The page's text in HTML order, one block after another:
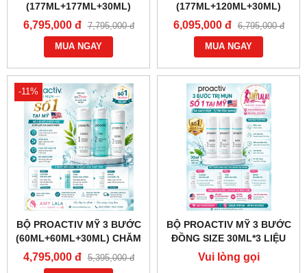
(177ML+177ML+30ML)
CHĂM SÓC DA MỤN -
0858193968 - 0944193968 -
AMYLALASHOP.COM
6,795,000 đ 7,795,000 đ
MUA NGAY
(177ML+120ML+30ML)
CHĂM SÓC DA MỤN -
0858193968 - 0944193968 -
AMYLALASHOP.COM
6,095,000 đ 6,795,000 đ
MUA NGAY
-11%
BỘ PROACTIV MỸ 3 BƯỚC
(60ML+60ML+30ML) CHĂM
SÓC DA MỤN - 0858193968
- 0944193968 -
4,795,000 đ 5,395,000 đ
BỘ PROACTIV MỸ 3 BƯỚC
ĐỒNG SIZE 30ML*3 LIỆU
TRÌNH CHĂM SÓC DA MỤN
- 0858193968 - 0944193968
Vui lòng gọi